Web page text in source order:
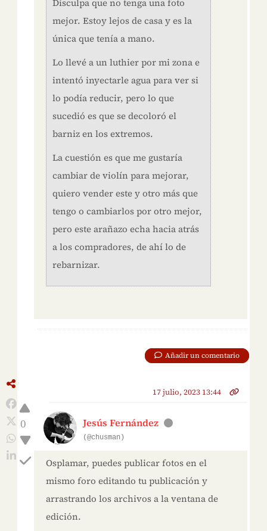
Disculpa que no tenga una foto
mejor. Estoy lejos de casa y es la
única que tenía a mano.
Lo llevé a un luthier por mi zona e
intentó inyectarle agua para ver si
lo podía reducir, pero lo que
sucedió es que se decoloró el
barniz en los extremos.
La cuestión es que me gustaría
cambiar de violín para mejorar,
quiero vender este y otro más que
tengo o cambiarlos por otro mejor,
pero este arañazo echa hacia atrás
a los compradores, de ahí lo de
rebarnizar.
Añadir un comentario
0
17 julio, 2023 13:44
Jesús Fernández
(@chusman)
Osplamar, puedes publicar fotos en el
mismo foro editando tu publicación y
arrastrando los archivos a la ventana de
edición.